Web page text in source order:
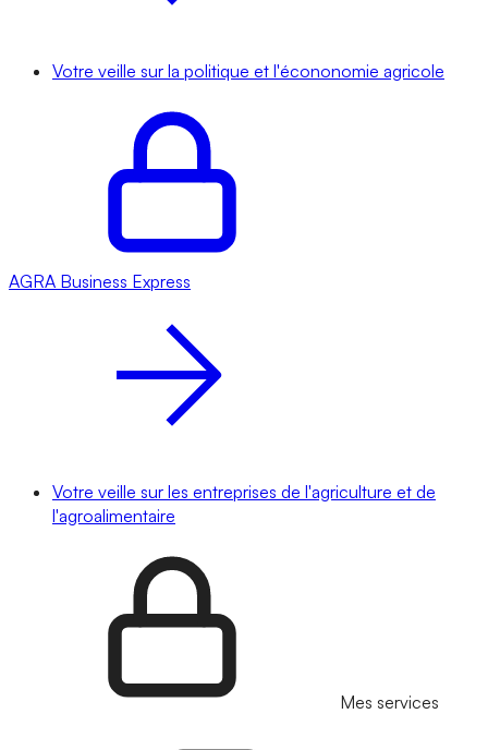
Votre veille sur la politique et l'écononomie agricole
AGRA Business Express
Votre veille sur les entreprises de l'agriculture et de
l'agroalimentaire
Mes services